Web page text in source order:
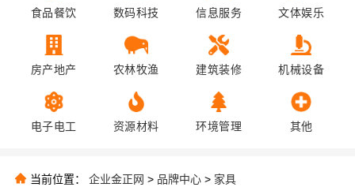
食品餐饮 数码科技 信息服务 文体娱乐
房产地产 农林牧渔 建筑装修 机械设备
电子电工 资源材料 环境管理 其他
当前位置： 企业金正网 > 品牌中心 > 家具